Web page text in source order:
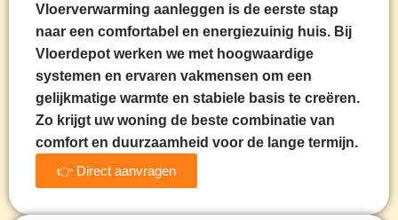
Vloerverwarming aanleggen is de eerste stap
naar een comfortabel en energiezuinig huis. Bij
Vloerdepot werken we met hoogwaardige
systemen en ervaren vakmensen om een
gelijkmatige warmte en stabiele basis te creëren.
Zo krijgt uw woning de beste combinatie van
comfort en duurzaamheid voor de lange termijn.
👉 Direct aanvragen